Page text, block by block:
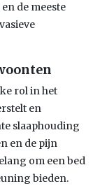
de meeste
rol in het
en
slaaphouding
en de pijn
om een bed
bieden.